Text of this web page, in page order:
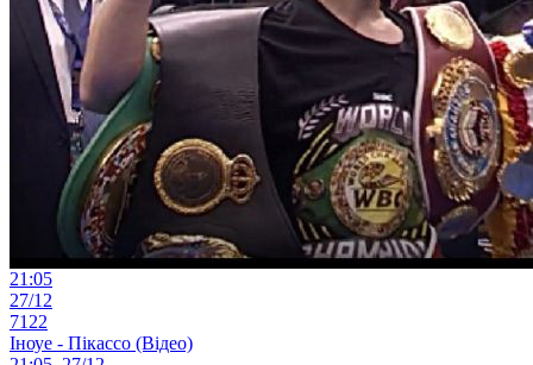
21:05
27/12
7122
Іноуе - Пікассо (Відео)